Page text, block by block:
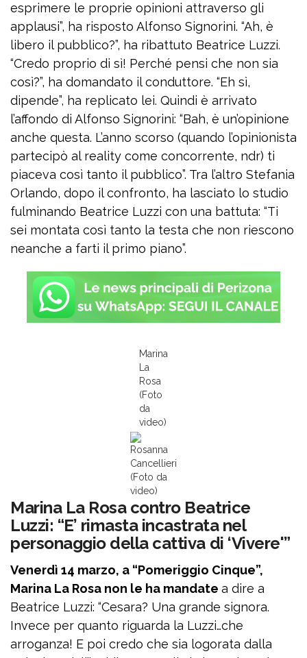
esprimere le proprie opinioni attraverso gli
applausi”, ha risposto Alfonso Signorini. “Ah, è
libero il pubblico?”, ha ribattuto Beatrice Luzzi.
“Credo proprio di sì! Perché pensi che non sia
così?”, ha domandato il conduttore. “Eh sì,
dipende”, ha replicato lei. Quindi è arrivato
l’affondo di Alfonso Signorini: “Bah, è un’opinione
anche questa. L’anno scorso (quando l’opinionista
partecipò al reality come concorrente, ndr) ti
piaceva così tanto il pubblico”. Tra l’altro Stefania
Orlando, dopo il confronto, ha lasciato lo studio
fulminando Beatrice Luzzi con una battuta: “Ti
sei montata così tanto la testa che non riescono
neanche a farti il primo piano”.
Marina
La
Rosa
(Foto
da
video)
Rosanna
Cancellieri
(Foto da
video)
Marina La Rosa contro Beatrice
Luzzi: “E’ rimasta incastrata nel
personaggio della cattiva di ‘Vivere'”
Venerdì 14 marzo, a “Pomeriggio Cinque”,
Marina La Rosa non le ha mandate a dire a
Beatrice Luzzi: “Cesara? Una grande signora.
Invece per quanto riguarda la Luzzi…che
arroganza! E poi credo che sia logorata dalla